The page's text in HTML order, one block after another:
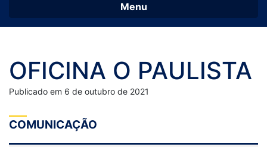
Menu
OFICINA O PAULISTA
Publicado em 6 de outubro de 2021
COMUNICAÇÃO